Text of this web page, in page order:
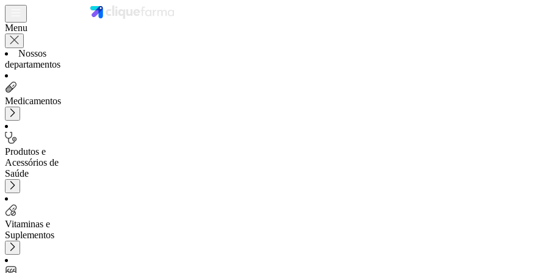
Menu
Nossos
departamentos
Medicamentos
Produtos e
Acessórios de
Saúde
Vitaminas e
Suplementos